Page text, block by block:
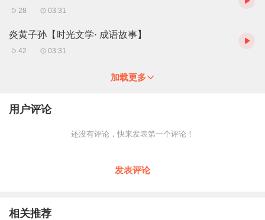
28 03:31
炎黄子孙【时光文学· 成语故事】
42 03:31
加载更多
用户评论
还没有评论，快来发表第一个评论！
发表评论
相关推荐